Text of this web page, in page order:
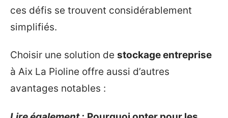
ces défis se trouvent considérablement
simplifiés.
Choisir une solution de stockage entreprise
à Aix La Pioline offre aussi d’autres
avantages notables :